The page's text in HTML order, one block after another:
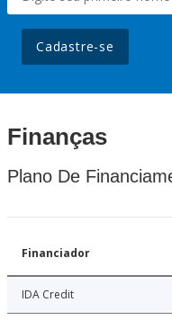
Cadastre-se
Finanças
Plano De
Financiador
IDA Credit